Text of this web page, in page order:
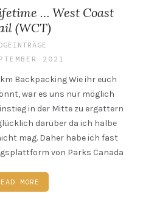
… West Coast
(WCT)
2021
Backpacking Wie ihr euch
war es uns nur möglich
in der Mitte zu ergattern
darüber da ich halbe
mag. Daher habe ich fast
von Parks Canada
MORE